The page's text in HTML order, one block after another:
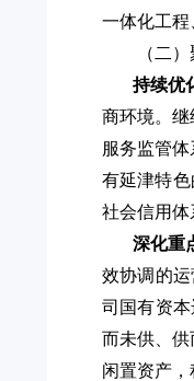
一体化工
（二
持续优
商环境。继
服务监管
有延津特色
社会信用
深化重
效协调的运
司国有资本
而未供 、
闲置资产，